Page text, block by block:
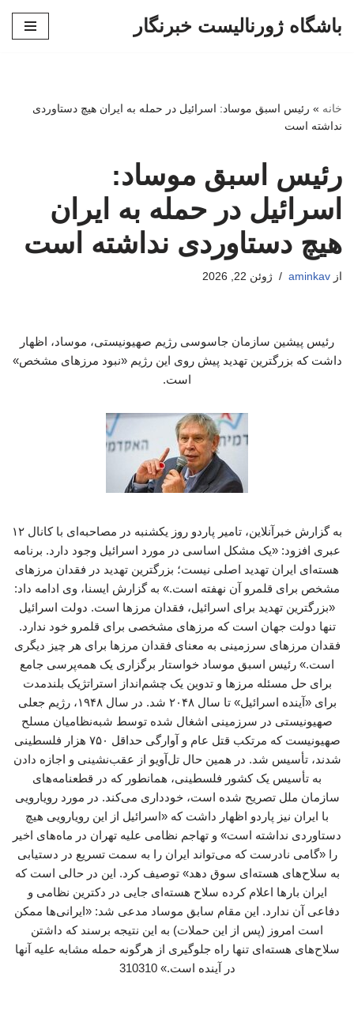
باشگاه ژورنالیست خبرنگار
خانه » رئیس اسبق موساد: اسرائیل در حمله به ایران هیچ دستاوردی
نداشته است
رئیس اسبق موساد:
اسرائیل در حمله به ایران
هیچ دستاوردی نداشته است
از aminkav ژوئن 22, 2026
رئیس پیشین سازمان جاسوسی رژیم صهیونیستی، موساد، اظهار
داشت که بزرگترین تهدید پیش روی این رژیم «نبود مرزهای مشخص»
است.
به گزارش خبرآنلاین، تامیر پاردو روز یکشنبه در مصاحبه‌ای با کانال ۱۲
عبری افزود: «یک مشکل اساسی در مورد اسرائیل وجود دارد. برنامه
هسته‌ای ایران تهدید اصلی نیست؛ بزرگترین تهدید در فقدان مرزهای
مشخص برای قلمرو آن نهفته است.» به گزارش ایسنا، وی ادامه داد:
«بزرگترین تهدید برای اسرائیل، فقدان مرزها است. دولت اسرائیل
تنها دولت جهان است که مرزهای مشخصی برای قلمرو خود ندارد.
فقدان مرزهای سرزمینی به معنای فقدان مرزها برای هر چیز دیگری
است.» رئیس اسبق موساد خواستار برگزاری یک همه‌پرسی جامع
برای حل مسئله مرزها و تدوین یک چشم‌انداز استراتژیک بلندمدت
برای «آینده اسرائیل» تا سال ۲۰۴۸ شد. در سال ۱۹۴۸، رژیم جعلی
صهیونیستی در سرزمینی اشغال شده توسط شبه‌نظامیان مسلح
صهیونیست که مرتکب قتل عام و آوارگی حداقل ۷۵۰ هزار فلسطینی
شدند، تأسیس شد. در همین حال تل‌آویو از عقب‌نشینی و اجازه دادن
به تأسیس یک کشور فلسطینی، همانطور که در قطعنامه‌های
سازمان ملل تصریح شده است، خودداری می‌کند. در مورد رویارویی
با ایران نیز پاردو اظهار داشت که «اسرائیل از این رویارویی هیچ
دستاوردی نداشته است» و تهاجم نظامی علیه تهران در ماه‌های اخیر
را «گامی نادرست که می‌تواند ایران را به سمت تسریع در دستیابی
به سلاح‌های هسته‌ای سوق دهد» توصیف کرد. این در حالی است که
ایران بارها اعلام کرده سلاح هسته‌ای جایی در دکترین نظامی و
دفاعی آن ندارد. این مقام سابق موساد مدعی شد: «ایرانی‌ها ممکن
است امروز (پس از این حملات) به این نتیجه برسند که داشتن
سلاح‌های هسته‌ای تنها راه جلوگیری از هرگونه حمله مشابه علیه آنها
در آینده است.» 310310